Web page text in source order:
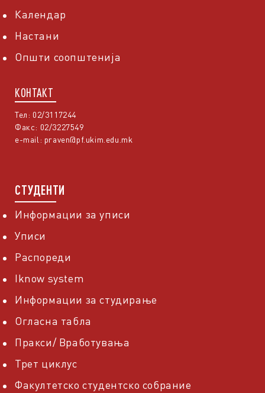
Календар
Настани
Општи соопштенија
КОНТАКТ
Тел: 02/3117244
Факс: 02/3227549
e-mail: praven@pf.ukim.edu.mk
СТУДЕНТИ
Информации за уписи
Уписи
Распореди
Iknow system
Информации за студирање
Огласна табла
Пракси/ Вработувања
Трет циклус
Факултетско студентско собрание